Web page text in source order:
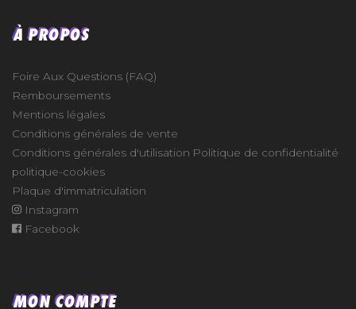
À PROPOS
Foire Aux Questions (FAQ)
Remboursements
Mentions légales
Conditions générales de vente
Conditions générales d'utilisation Politique de confidentialité
politique-cookies
Plaque d'immatriculation
Instagram
Facebook
MON COMPTE